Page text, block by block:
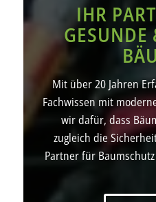
IHR
GESUNDE
Mit über 20 Jahren
Fachwissen mit
wir dafür, dass
zugleich die
Partner für